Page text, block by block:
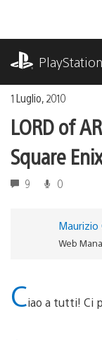
contenuto
PlayStation
1 Luglio, 2010
LORD of
Square
9 0
Maurizio
Web
Ciao a tutti! Ci